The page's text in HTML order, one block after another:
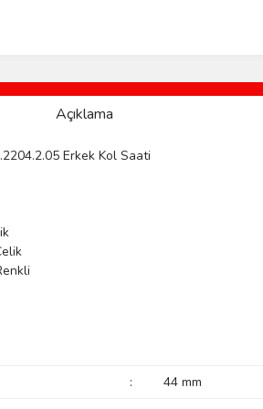
Açıklama
Erkek Kol Saati
:
44 mm